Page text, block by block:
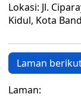
Lokasi: Jl.
Kidul, Kota
Laman
Laman: